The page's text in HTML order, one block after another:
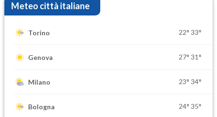
Meteo città italiane
Torino 22° 33°
Genova 27° 31°
Milano 23° 34°
Bologna 24° 35°